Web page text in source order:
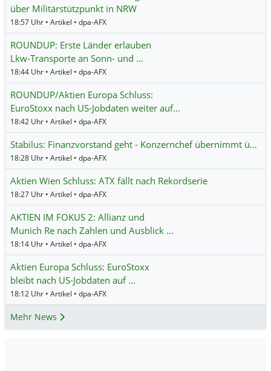
über Militärstützpunkt in NRW
18:57 Uhr • Artikel • dpa-AFX
ROUNDUP: Erste Länder erlauben
Lkw-Transporte an Sonn- und …
18:44 Uhr • Artikel • dpa-AFX
ROUNDUP/Aktien Europa Schluss:
EuroStoxx nach US-Jobdaten weiter auf…
18:42 Uhr • Artikel • dpa-AFX
Stabilus: Finanzvorstand geht - Konzernchef übernimmt ü…
18:28 Uhr • Artikel • dpa-AFX
Aktien Wien Schluss: ATX fällt nach Rekordserie
18:27 Uhr • Artikel • dpa-AFX
AKTIEN IM FOKUS 2: Allianz und
Munich Re nach Zahlen und Ausblick …
18:14 Uhr • Artikel • dpa-AFX
Aktien Europa Schluss: EuroStoxx
bleibt nach US-Jobdaten auf …
18:12 Uhr • Artikel • dpa-AFX
Mehr News